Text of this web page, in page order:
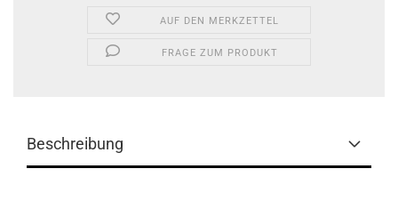
AUF DEN MERKZETTEL
FRAGE ZUM PRODUKT
Beschreibung